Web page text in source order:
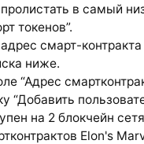
в самый
токенов”.
смарт-
ниже.
“Адрес
“Добавить
на 2 блокчейн
Elon's